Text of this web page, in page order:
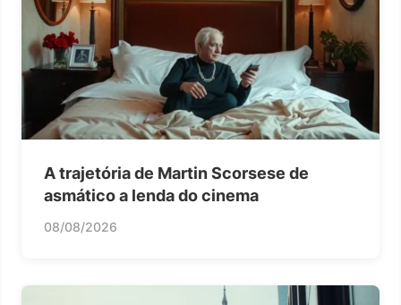
A trajetória de Martin Scorsese de
asmático a lenda do cinema
08/08/2026